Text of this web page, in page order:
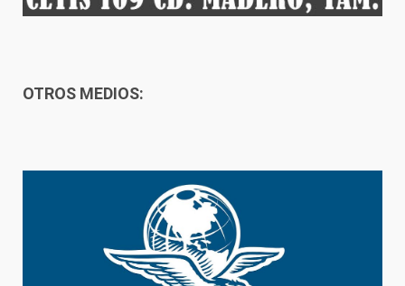
OTROS MEDIOS: